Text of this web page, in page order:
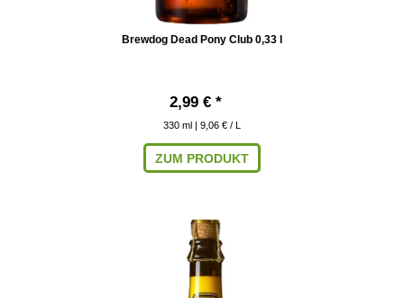
Brewdog Dead Pony Club 0,33 l
2,99 € *
330 ml | 9,06 € / L
ZUM PRODUKT